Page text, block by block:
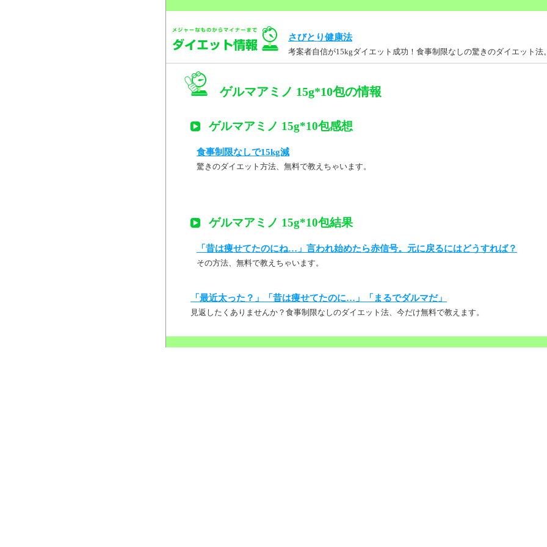
さびとり健康法
考案者自信が15kgダイエット成功！食事制限なしの驚きのダイエット法
ゲルマアミノ 15g*10包の情報
ゲルマアミノ 15g*10包感想
食事制限なしで15kg減
驚きのダイエット方法、無料で教えちゃいます。
ゲルマアミノ 15g*10包結果
「昔は痩せてたのにね…」言われ始めたら赤信号。元に戻るにはどうすれば？
その方法、無料で教えちゃいます。
「最近太った？」「昔は痩せてたのに…」「まるでダルマだ」
見返したくありませんか？食事制限なしのダイエット法、今だけ無料で教えます。